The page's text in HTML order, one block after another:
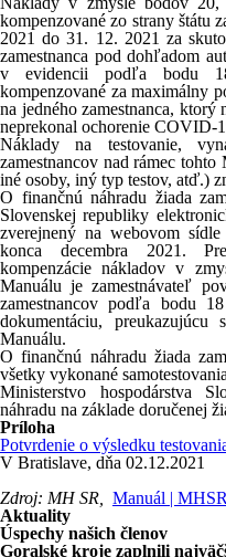
kompenzované zo strany štátu
2021 do 31. 12. 2021 za
zamestnanca pod dohľadom
v evidencii podľa bodu
kompenzované za maximálny
na jedného zamestnanca,
neprekonal ochorenie COVID-
Náklady na testovanie,
zamestnancov nad rámec
iné osoby, iný typ testov, atď.)
O finančnú náhradu žiada
Slovenskej republiky
zverejnený na webovom
konca decembra 2021.
kompenzácie nákladov v
Manuálu je zamestnávateľ
zamestnancov podľa bodu
dokumentáciu,
Manuálu.
O finančnú náhradu žiada
všetky vykonané
Ministerstvo hospodárstva
náhradu na základe doručenej
Príloha
Potvrdenie o výsledku
V Bratislave, dňa 02.12.2021
Zdroj: MH SR, Manuál | MHSR
Aktuality
Úspechy našich členov
Goralské kroje zaplnili